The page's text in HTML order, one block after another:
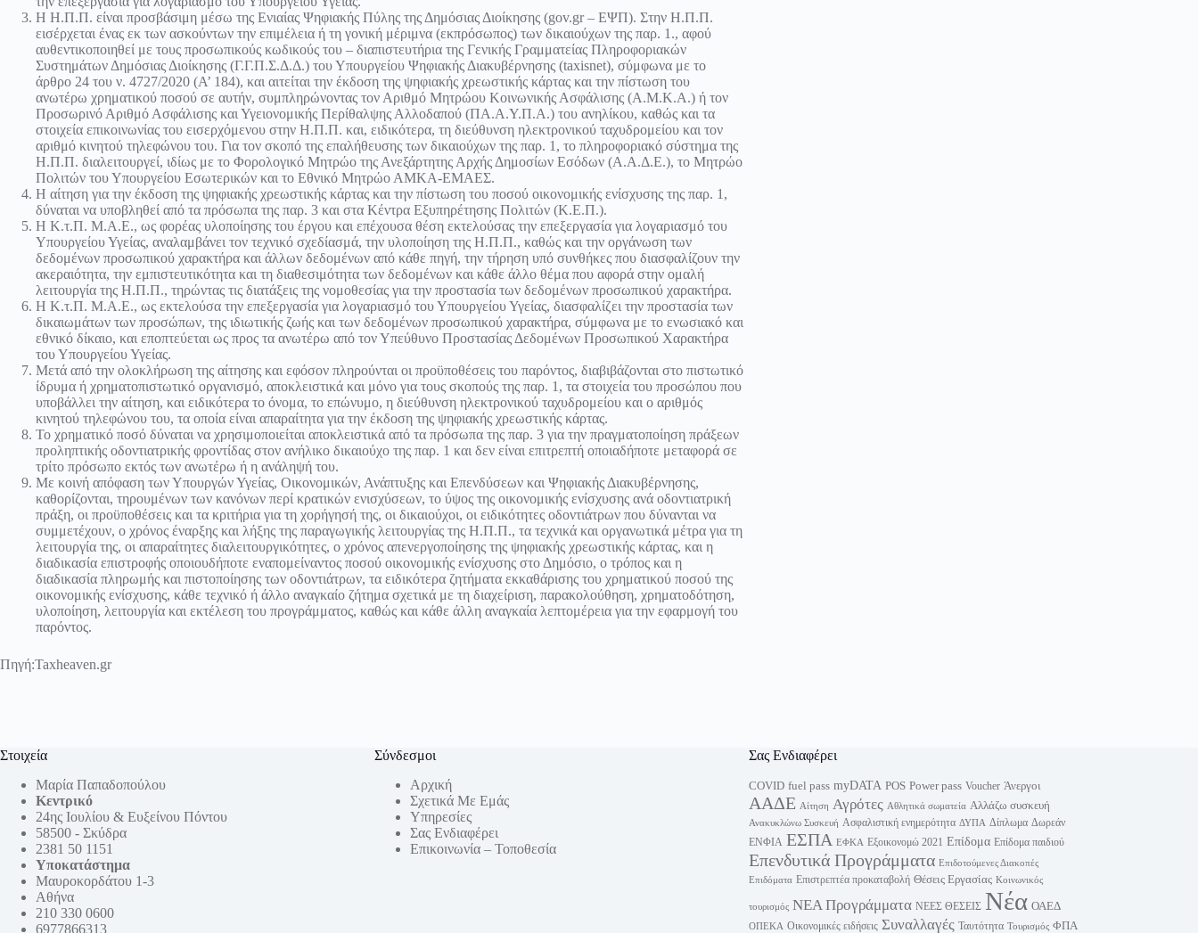
Η Η.Π.Π. είναι προσβάσιμη μέσω της Ενιαίας Ψηφιακής Πύλης της Δημόσιας Διοίκησης (gov.gr – ΕΨΠ). Στην Η.Π.Π.
εισέρχεται ένας εκ των ασκούντων την επιμέλεια ή τη γονική μέριμνα (εκπρόσωπος) των δικαιούχων της παρ. 1., αφού
αυθεντικοποιηθεί με τους προσωπικούς κωδικούς του – διαπιστευτήρια της Γενικής Γραμματείας Πληροφοριακών
Συστημάτων Δημόσιας Διοίκησης (Γ.Γ.Π.Σ.Δ.Δ.) του Υπουργείου Ψηφιακής Διακυβέρνησης (taxisnet), σύμφωνα με το
άρθρο 24 του ν. 4727/2020 (Α’ 184), και αιτείται την έκδοση της ψηφιακής χρεωστικής κάρτας και την πίστωση του
ανωτέρω χρηματικού ποσού σε αυτήν, συμπληρώνοντας τον Αριθμό Μητρώου Κοινωνικής Ασφάλισης (Α.Μ.Κ.Α.) ή τον
Προσωρινό Αριθμό Ασφάλισης και Υγειονομικής Περίθαλψης Αλλοδαπού (ΠΑ.Α.Υ.Π.Α.) του ανηλίκου, καθώς και τα
στοιχεία επικοινωνίας του εισερχόμενου στην Η.Π.Π. και, ειδικότερα, τη διεύθυνση ηλεκτρονικού ταχυδρομείου και τον
αριθμό κινητού τηλεφώνου του. Για τον σκοπό της επαλήθευσης των δικαιούχων της παρ. 1, το πληροφοριακό σύστημα της
Η.Π.Π. διαλειτουργεί, ιδίως με το Φορολογικό Μητρώο της Ανεξάρτητης Αρχής Δημοσίων Εσόδων (Α.Α.Δ.Ε.), το Μητρώο
Πολιτών του Υπουργείου Εσωτερικών και το Εθνικό Μητρώο ΑΜΚΑ-ΕΜΑΕΣ.
Η αίτηση για την έκδοση της ψηφιακής χρεωστικής κάρτας και την πίστωση του ποσού οικονομικής ενίσχυσης της παρ. 1,
δύναται να υποβληθεί από τα πρόσωπα της παρ. 3 και στα Κέντρα Εξυπηρέτησης Πολιτών (Κ.Ε.Π.).
Η Κ.τ.Π. Μ.Α.Ε., ως φορέας υλοποίησης του έργου και επέχουσα θέση εκτελούσας την επεξεργασία για λογαριασμό του
Υπουργείου Υγείας, αναλαμβάνει τον τεχνικό σχεδίασμά, την υλοποίηση της Η.Π.Π., καθώς και την οργάνωση των
δεδομένων προσωπικού χαρακτήρα και άλλων δεδομένων από κάθε πηγή, την τήρηση υπό συνθήκες που διασφαλίζουν την
ακεραιότητα, την εμπιστευτικότητα και τη διαθεσιμότητα των δεδομένων και κάθε άλλο θέμα που αφορά στην ομαλή
λειτουργία της Η.Π.Π., τηρώντας τις διατάξεις της νομοθεσίας για την προστασία των δεδομένων προσωπικού χαρακτήρα.
Η Κ.τ.Π. Μ.Α.Ε., ως εκτελούσα την επεξεργασία για λογαριασμό του Υπουργείου Υγείας, διασφαλίζει την προστασία των
δικαιωμάτων των προσώπων, της ιδιωτικής ζωής και των δεδομένων προσωπικού χαρακτήρα, σύμφωνα με το ενωσιακό και
εθνικό δίκαιο, και εποπτεύεται ως προς τα ανωτέρω από τον Υπεύθυνο Προστασίας Δεδομένων Προσωπικού Χαρακτήρα
του Υπουργείου Υγείας.
Μετά από την ολοκλήρωση της αίτησης και εφόσον πληρούνται οι προϋποθέσεις του παρόντος, διαβιβάζονται στο πιστωτικό
ίδρυμα ή χρηματοπιστωτικό οργανισμό, αποκλειστικά και μόνο για τους σκοπούς της παρ. 1, τα στοιχεία του προσώπου που
υποβάλλει την αίτηση, και ειδικότερα το όνομα, το επώνυμο, η διεύθυνση ηλεκτρονικού ταχυδρομείου και ο αριθμός
κινητού τηλεφώνου του, τα οποία είναι απαραίτητα για την έκδοση της ψηφιακής χρεωστικής κάρτας.
Το χρηματικό ποσό δύναται να χρησιμοποιείται αποκλειστικά από τα πρόσωπα της παρ. 3 για την πραγματοποίηση πράξεων
προληπτικής οδοντιατρικής φροντίδας στον ανήλικο δικαιούχο της παρ. 1 και δεν είναι επιτρεπτή οποιαδήποτε μεταφορά σε
τρίτο πρόσωπο εκτός των ανωτέρω ή η ανάληψή του.
Με κοινή απόφαση των Υπουργών Υγείας, Οικονομικών, Ανάπτυξης και Επενδύσεων και Ψηφιακής Διακυβέρνησης,
καθορίζονται, τηρουμένων των κανόνων περί κρατικών ενισχύσεων, το ύψος της οικονομικής ενίσχυσης ανά οδοντιατρική
πράξη, οι προϋποθέσεις και τα κριτήρια για τη χορήγησή της, οι δικαιούχοι, οι ειδικότητες οδοντιάτρων που δύνανται να
συμμετέχουν, ο χρόνος έναρξης και λήξης της παραγωγικής λειτουργίας της Η.Π.Π., τα τεχνικά και οργανωτικά μέτρα για τη
λειτουργία της, οι απαραίτητες διαλειτουργικότητες, ο χρόνος απενεργοποίησης της ψηφιακής χρεωστικής κάρτας, και η
διαδικασία επιστροφής οποιουδήποτε εναπομείναντος ποσού οικονομικής ενίσχυσης στο Δημόσιο, ο τρόπος και η
διαδικασία πληρωμής και πιστοποίησης των οδοντιάτρων, τα ειδικότερα ζητήματα εκκαθάρισης του χρηματικού ποσού της
οικονομικής ενίσχυσης, κάθε τεχνικό ή άλλο αναγκαίο ζήτημα σχετικά με τη διαχείριση, παρακολούθηση, χρηματοδότηση,
υλοποίηση, λειτουργία και εκτέλεση του προγράμματος, καθώς και κάθε άλλη αναγκαία λεπτομέρεια για την εφαρμογή του
παρόντος.
Πηγή:Taxheaven.gr
Στοιχεία
Μαρία Παπαδοπούλου
Κεντρικό
24ης Ιουλίου & Ευξείνου Πόντου
58500 - Σκύδρα
2381 50 1151
Υποκατάστημα
Μαυροκορδάτου 1-3
Αθήνα
210 330 0600
6977866313
Σύνδεσμοι
Αρχική
Σχετικά Με Εμάς
Υπηρεσίες
Σας Ενδιαφέρει
Επικοινωνία – Τοποθεσία
Σας Ενδιαφέρει
COVID fuel pass myDATA POS Power pass Voucher Άνεργοι
ΑΑΔΕ Αίτηση Αγρότες Αθλητικά σωματεία Αλλάζω συσκευή
Ανακυκλώνω Συσκευή Ασφαλιστική ενημερότητα ΔΥΠΑ Δίπλωμα Δωρεάν
ΕΝΦΙΑ ΕΣΠΑ ΕΦΚΑ Εξοικονομώ 2021 Επίδομα Επίδομα παιδιού
Επενδυτικά Προγράμματα Επιδοτούμενες Διακοπές
Επιδόματα Επιστρεπτέα προκαταβολή Θέσεις Εργασίας Κοινωνικός
τουρισμός ΝΕΑ Προγράμματα ΝΕΕΣ ΘΕΣΕΙΣ Νέα ΟΑΕΔ
ΟΠΕΚΑ Οικονομικές ειδήσεις Συναλλαγές Ταυτότητα Τουρισμός ΦΠΑ